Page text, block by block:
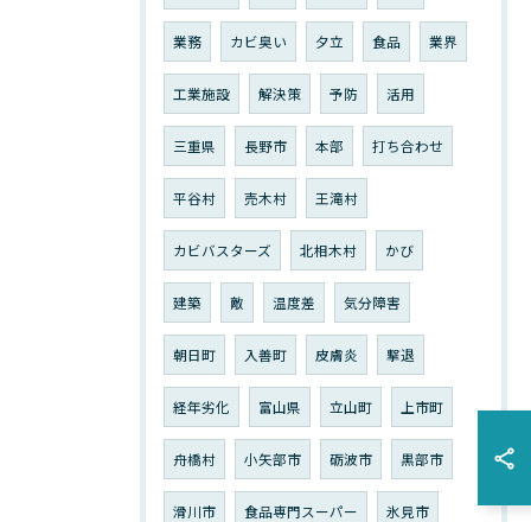
業務 カビ臭い 夕立 食品 業界
工業施設 解決策 予防 活用
三重県 長野市 本部 打ち合わせ
平谷村 売木村 王滝村
カビバスターズ 北相木村 かび
建築 敵 温度差 気分障害
朝日町 入善町 皮膚炎 撃退
経年劣化 富山県 立山町 上市町
舟橋村 小矢部市 砺波市 黒部市
滑川市 食品専門スーパー 氷見市